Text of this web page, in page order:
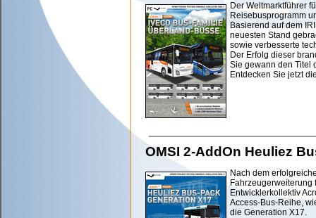
Der Weltmarktführer
Reisebusprogramm
Basierend auf dem
neuesten Stand
sowie verbesserte
Der Erfolg dieser
Sie gewann den Titel
Entdecken Sie jetzt
OMSI 2-AddOn Heuliez
Nach dem
Fahrzeugerweiterung
Entwicklerkollektiv
Access-Bus-Reihe,
die Generation X17.